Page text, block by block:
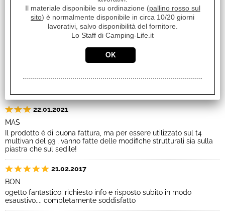
Feedback
22.01.2024
Ordine e spedizione facili e veloci, prodotto di ottima qualita e
materiale massiccio. Facile da montare, necessita una leggera
combacciano perfettamente ma resta fattibile. Buon rapporto
22.01.2021
MAS
Il prodotto è di buona fattura, ma per essere utilizzato sul t4
multivan del 93 , vanno fatte delle modifiche strutturali sia sulla
piastra che sul sedile!
21.02.2017
BON
ogetto fantastico; richiesto info e risposto subito in modo
esaustivo.... completamente soddisfatto
Il materiale disponibile su ordinazione (pallino rosso sul
sito) è normalmente disponibile in circa 10/20 giorni
lavorativi, salvo disponibilità del fornitore.
Lo Staff di Camping-Life.it